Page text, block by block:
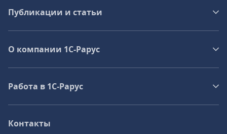
Публикации и статьи
О компании 1C-Рарус
Работа в 1С‑Рарус
Контакты